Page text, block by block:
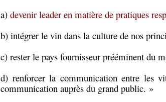
a) devenir leader en matière de pratiques
b) intégrer le vin dans la culture de nos
c) rester le pays fournisseur prééminent du
d) renforcer la communication entre les
communication auprès du grand public. »